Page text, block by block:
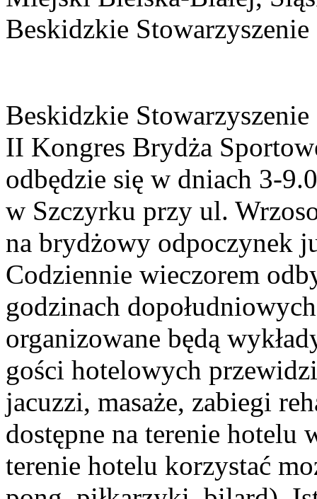
Beskidzkie
Beskidzkie
II Kongres Brydża
odbędzie się w dniach 3-
w Szczyrku przy ul.
na brydżowy odpoczynek
Codziennie wieczorem
godzinach
organizowane będą
gości hotelowych
jacuzzi, masaże, zabiegi
dostępne na terenie hotelu
terenie hotelu korzystać